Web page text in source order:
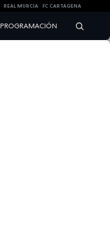
REAL MURCIA FC CARTAGENA
PROGRAMACIÓN